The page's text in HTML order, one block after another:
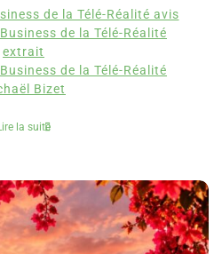
de la Télé-Réalité avis
de la Télé-Réalité
extrait
de la Télé-Réalité
Bizet
la suite